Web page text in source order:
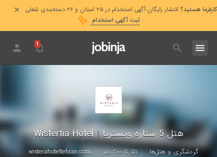
کارفرما هستید؟ انتشار رایگان آگهی استخدام در ۲۵ استان و ۲۶ دسته‌بندی شغلی
ثبت آگهی استخدام
۱
هتل 5 ستاره ویستریا |
Wistertia Hotel
گردشگری و هتل‌ها ۵۱ تا ۲۰۰ نفر wisterahoteltehran.com